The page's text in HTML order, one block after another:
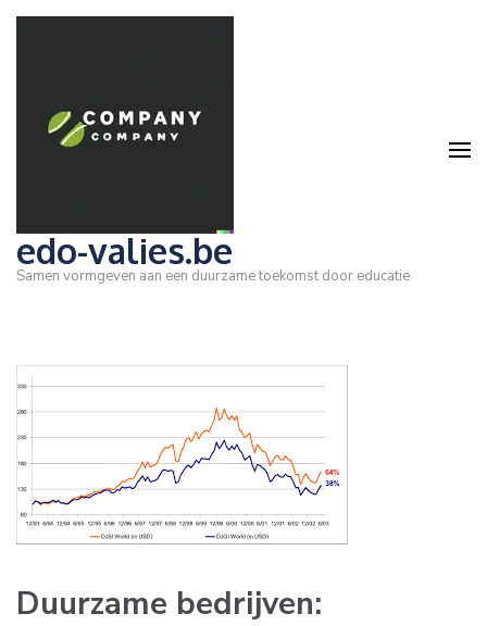
Ga
edo-valies.be
Samen vormgeven aan een duurzame toekomst door educatie
Duurzame bedrijven: